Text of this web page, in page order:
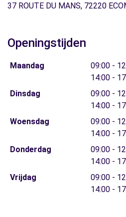
37 ROUTE DU MANS, 72220
Openingstijden
Maandag
09:00 -
14:00 -
Dinsdag
09:00 -
14:00 -
Woensdag
09:00 -
14:00 -
Donderdag
09:00 -
14:00 -
Vrijdag
09:00 -
14:00 -